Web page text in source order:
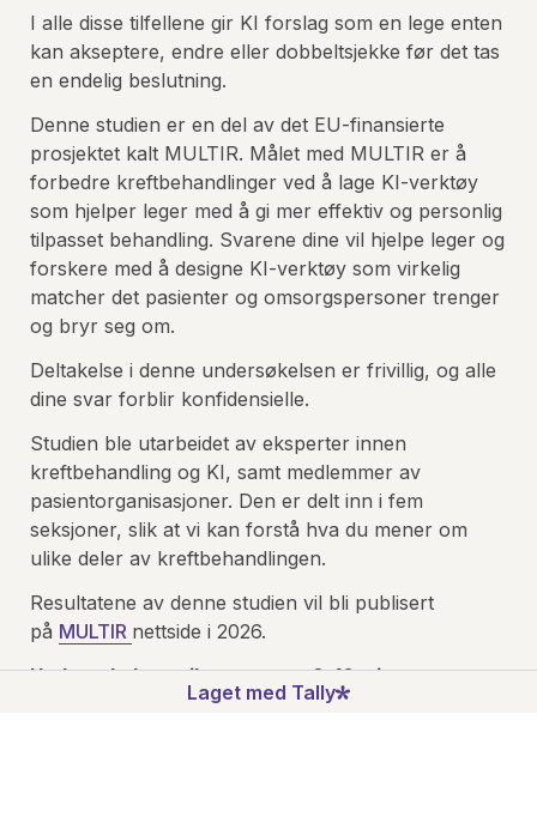
I alle disse tilfellene gir KI forslag som en lege enten
kan akseptere, endre eller dobbeltsjekke før det tas
en endelig beslutning.
Denne studien er en del av det EU-finansierte
prosjektet kalt MULTIR. Målet med MULTIR er å
forbedre kreftbehandlinger ved å lage KI-verktøy
som hjelper leger med å gi mer effektiv og personlig
tilpasset behandling. Svarene dine vil hjelpe leger og
forskere med å designe KI-verktøy som virkelig
matcher det pasienter og omsorgspersoner trenger
og bryr seg om.
Deltakelse i denne undersøkelsen er frivillig, og alle
dine svar forblir konfidensielle.
Studien ble utarbeidet av eksperter innen
kreftbehandling og KI, samt medlemmer av
pasientorganisasjoner. Den er delt inn i fem
seksjoner, slik at vi kan forstå hva du mener om
ulike deler av kreftbehandlingen.
Resultatene av denne studien vil bli publisert
på MULTIR nettside i 2026.
Undersøkelsen vil ta omtrent 8–10 minutter.
Laget med Tally